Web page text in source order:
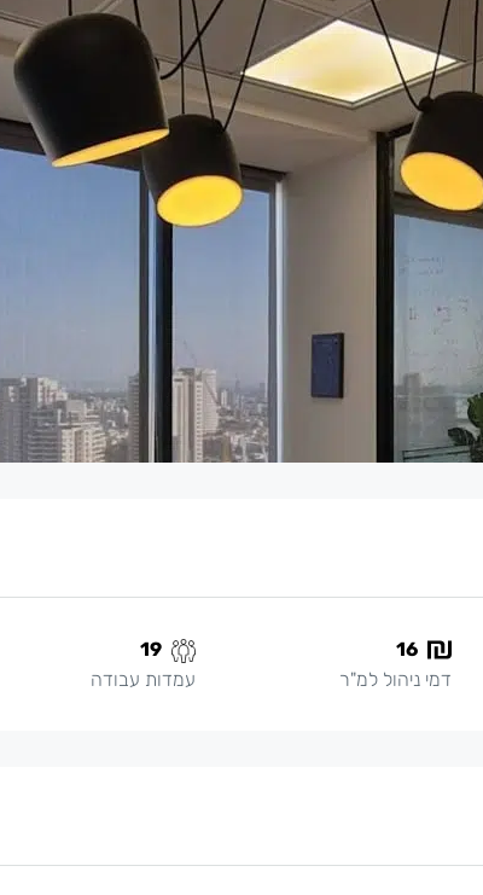
16
דמי ניהול למ"ר
19
עמדות עבודה